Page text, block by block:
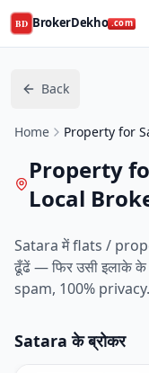
BD BrokerDekho .com
Back
Home Property for
Property
Local
Satara में flats /
ढूँढें — फिर उसी इलाके के
spam, 100% privacy.
Satara के ब्रोकर